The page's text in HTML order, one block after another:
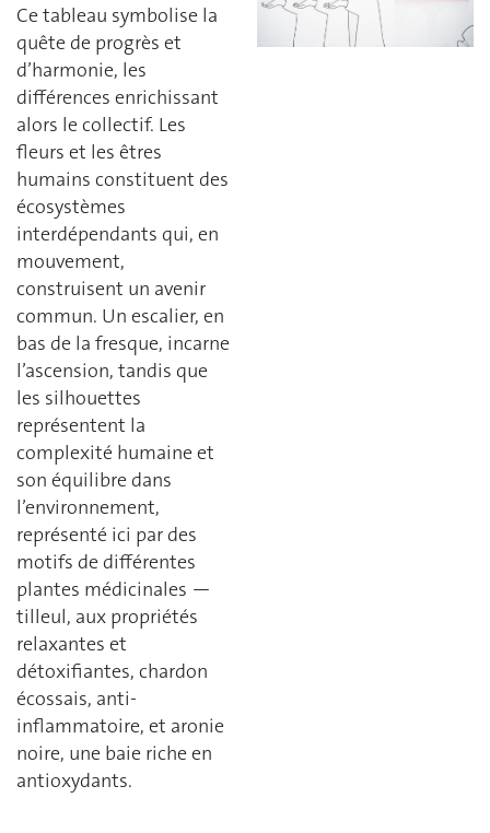
Ce tableau symbolise la
quête de progrès et
d’harmonie, les
différences enrichissant
alors le collectif. Les
fleurs et les êtres
humains constituent des
écosystèmes
interdépendants qui, en
mouvement,
construisent un avenir
commun. Un escalier, en
bas de la fresque, incarne
l’ascension, tandis que
les silhouettes
représentent la
complexité humaine et
son équilibre dans
l’environnement,
représenté ici par des
motifs de différentes
plantes médicinales —
tilleul, aux propriétés
relaxantes et
détoxifiantes, chardon
écossais, anti-
inflammatoire, et aronie
noire, une baie riche en
antioxydants.